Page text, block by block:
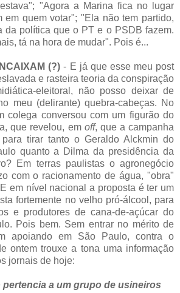
"Agora a Marina fica no lugar
em quem votar"; "Ela não tem partido,
da política que o PT e o PSDB fazem.
tá na hora de mudar". Pois é...
(?) - E já que esse meu post
e rasteira teoria da conspiração
eleitoral, não posso deixar de
meu (delirante) quebra-cabeças. No
colega conversou com um figurão do
que revelou, em off, que a campanha
tirar tanto o Geraldo Alckmin do
quanto a Dilma da presidência da
Em terras paulistas o agronegócio
com o racionamento de água, "obra"
em nível nacional a proposta é ter um
fortemente no velho pró-álcool, para
e produtores de cana-de-açúcar do
Pois bem. Sem entrar no mérito de
apoiando em São Paulo, contra o
ontem trouxe a tona uma informação
jornais de hoje:
a um grupo de usineiros